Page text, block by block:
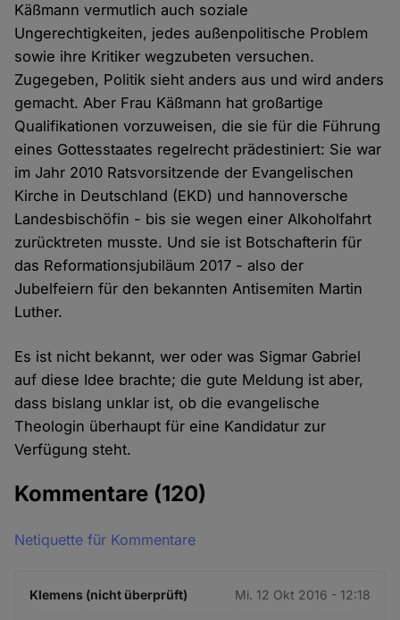
Käßmann vermutlich auch soziale
Ungerechtigkeiten, jedes außenpolitische Problem
sowie ihre Kritiker wegzubeten versuchen.
Zugegeben, Politik sieht anders aus und wird anders
gemacht. Aber Frau Käßmann hat großartige
Qualifikationen vorzuweisen, die sie für die Führung
eines Gottesstaates regelrecht prädestiniert: Sie war
im Jahr 2010 Ratsvorsitzende der Evangelischen
Kirche in Deutschland (EKD) und hannoversche
Landesbischöfin - bis sie wegen einer Alkoholfahrt
zurücktreten musste. Und sie ist Botschafterin für
das Reformationsjubiläum 2017 - also der
Jubelfeiern für den bekannten Antisemiten Martin
Luther.
Es ist nicht bekannt, wer oder was Sigmar Gabriel
auf diese Idee brachte; die gute Meldung ist aber,
dass bislang unklar ist, ob die evangelische
Theologin überhaupt für eine Kandidatur zur
Verfügung steht.
Kommentare (120)
Netiquette für Kommentare
Klemens (nicht überprüft) Mi. 12 Okt 2016 - 12:18